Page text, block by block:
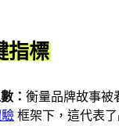
指標
： 衡量品牌故事被
框架下，這代表